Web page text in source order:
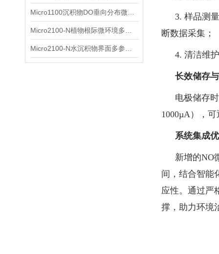
3. 样品测
断数据采集；
4. 清洁维
长效储存
电极储存
1000µA），可
系统集成
新增的NO
间，结合智能
应性。通过严
撑，助力环